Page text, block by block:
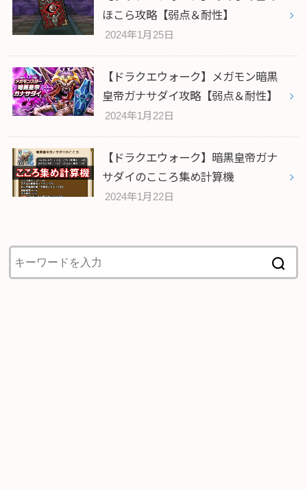
ほこら攻略【弱点＆耐性】
2024年1月25日
【ドラクエウォーク】メガモン暗黒
皇帝ガナサダイ攻略【弱点＆耐性】
2024年1月22日
【ドラクエウォーク】暗黒皇帝ガナ
サダイのこころ集め計算機
2024年1月22日